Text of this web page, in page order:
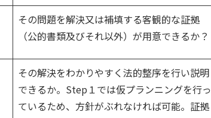
その問題を解決又は補填する客観的な証拠
（公的書類及びそれ以外）が用意できるか？
その解決をわかりやすく法的整序を行い説明
できるか。Step１では仮プランニングを行っ
ているため、方針がぶれなければ可能。証拠